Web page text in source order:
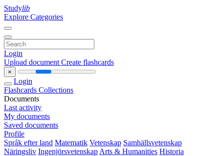
Studylib
Explore Categories
Login
Upload document Create flashcards
×
Login
Flashcards Collections
Documents
Last activity
My documents
Saved documents
Profile
Språk efter land Matematik Vetenskap Samhällsvetenskap
Näringsliv Ingenjörsvetenskap Arts & Humanities Historia